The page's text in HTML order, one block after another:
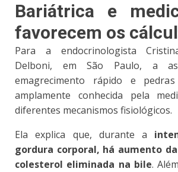
Bariátrica e
favorecem os
Para a endocrinologista
Delboni, em São Paulo, a
emagrecimento rápido e
amplamente conhecida pela
diferentes mecanismos fisiológicos.
Ela explica que, durante a
gordura corporal, há aumento
colesterol eliminada na bile.